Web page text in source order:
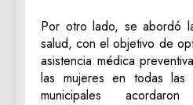
‎Por otro lado, se abordó
salud, con el objetivo de
asistencia médica
las mujeres en todas las
municipales